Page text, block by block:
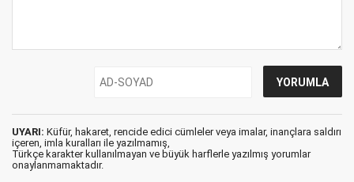
UYARI: Küfür, hakaret, rencide edici cümleler veya imalar, inançlara saldırı
içeren, imla kuralları ile yazılmamış,
Türkçe karakter kullanılmayan ve büyük harflerle yazılmış yorumlar
onaylanmamaktadır.